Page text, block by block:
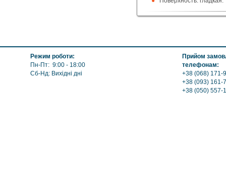
Габариты: диаметр
Режим роботи:
Пн-Пт: 9:00 - 18:00
Сб-Нд: Вихідні дні
Прийом
телефонам:
+38 (068) 171-
+38 (093)
+38 (050)